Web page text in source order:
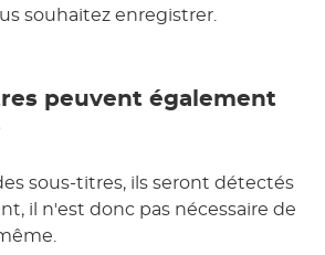
souhaitez enregistrer.
peuvent également
sous-titres, ils seront détectés
il n'est donc pas nécessaire de